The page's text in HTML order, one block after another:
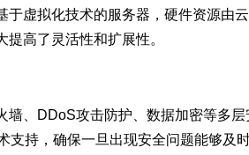
虚拟化技术的服务器，硬件资源由
高了灵活性和扩展性。
墙、DDoS攻击防护、数据加密等多层
支持，确保一旦出现安全问题能够及